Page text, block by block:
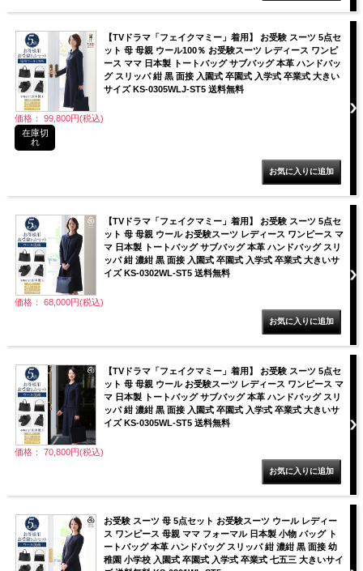
【TVドラマ「フェイクマミー」着用】 お受験 スーツ 5点セ
ット 母 母親 ウール100％ お受験スーツ レディース ワンピ
ース ママ 日本製 トートバッグ サブバッグ 本革 ハンドバッ
グ スリッパ 紺 黒 面接 入園式 卒園式 入学式 卒業式 大きい
サイズ KS-0305WLJ-ST5 送料無料
価格： 99,800円(税込)
在庫切
れ
【TVドラマ「フェイクマミー」着用】 お受験 スーツ 5点セ
ット 母 母親 ウール お受験スーツ レディース ワンピース マ
マ 日本製 トートバッグ サブバッグ 本革 ハンドバッグ スリ
ッパ 紺 濃紺 黒 面接 入園式 卒園式 入学式 卒業式 大きいサ
イズ KS-0302WL-ST5 送料無料
価格： 68,000円(税込)
【TVドラマ「フェイクマミー」着用】 お受験 スーツ 5点セ
ット 母 母親 ウール お受験スーツ レディース ワンピース マ
マ 日本製 トートバッグ サブバッグ 本革 ハンドバッグ スリ
ッパ 紺 濃紺 黒 面接 入園式 卒園式 入学式 卒業式 大きいサ
イズ KS-0305WL-ST5 送料無料
価格： 70,800円(税込)
お受験 スーツ 母 5点セット お受験スーツ ウール レディー
ス ワンピース 母親 ママ フォーマル 日本製 小物 バッグ ト
ートバッグ 本革 ハンドバッグ スリッパ 紺 濃紺 黒 面接 幼
稚園 小学校 入園式 卒園式 入学式 卒業式 七五三 大きいサイ